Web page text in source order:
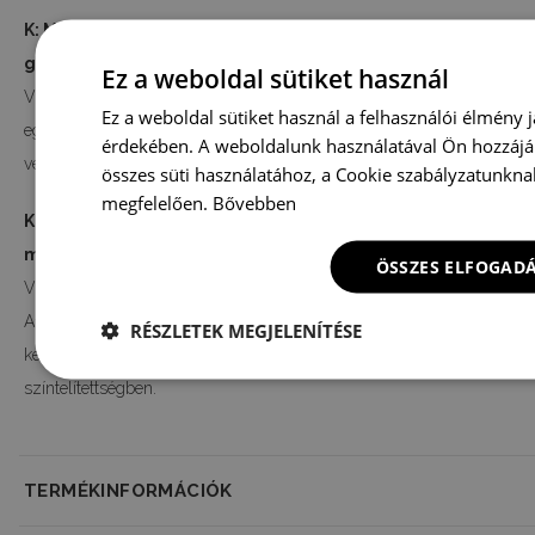
K: Mennyire tartós ez a vászonnyomat és alkalmas-e
gyerekszobába?
V: A nyomat szemcsés szerkezetű vászonra készül ökológiai
egészségbarát kivitelezésű, ezért alkalmas hálószobába és
védőréteg és az UV-álló technológia hozzájárul a hosszú távú
K: Milyen méretekben rendelhetem meg a retro posztert
motívummal?
V: A poszter több méretben elérhető: A4 (21×29,7 cm), A3 (29,7×42
A1 (59,5×84 cm). Mivel minden darabot a megrendelés után
későbbi utánrendelésnél előfordulhatnak kisebb eltérések a
színtelítettségben.
TERMÉKINFORMÁCIÓK
Ez a weboldal sütiket használ
Ez a weboldal sütiket használ a felhasználói élmény
érdekében. A weboldalunk használatával Ön
összes süti használatához, a Cookie
megfelelően. Bővebben
ÖSSZES
RÉSZLETEK MEGJELENÍTÉSE